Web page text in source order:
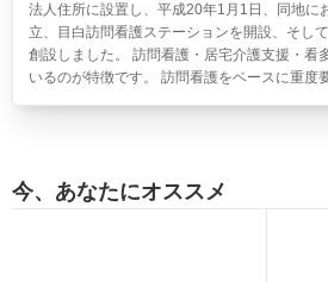
法人住所に設置し、平成20年1月1日、同地に
立、目白訪問看護ステーションを開設、そし
創設しました。 訪問看護・居宅介護支援・看
いるのが特徴です。 訪問看護をベースに重度
今、あなたにオススメ